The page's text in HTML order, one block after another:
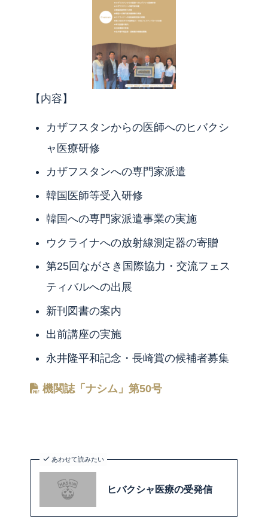
【内容】
カザフスタンからの医師へのヒバクシ
ャ医療研修
カザフスタンへの専門家派遣
韓国医師等受入研修
韓国への専門家派遣事業の実施
ウクライナへの放射線測定器の寄贈
第25回ながさき国際協力・交流フェス
ティバルへの出展
新刊図書の案内
出前講座の実施
永井隆平和記念・長崎賞の候補者募集
機関誌「ナシム」第50号
あわせて読みたい
ヒバクシャ医療の受発信